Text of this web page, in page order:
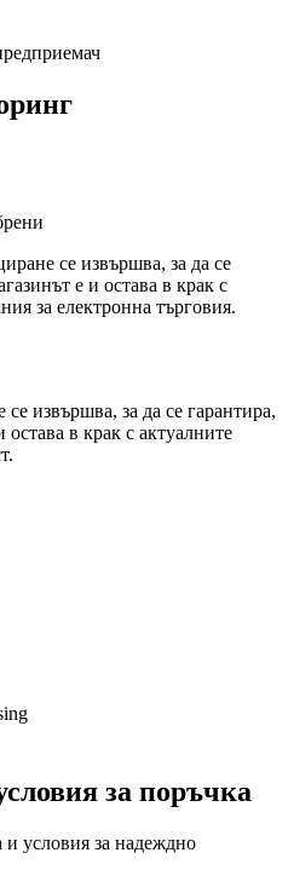
се извършва, за да се
е и остава в крак с
за електронна търговия.
извършва, за да се гарантира,
в крак с актуалните
за поръчка
условия за надеждно